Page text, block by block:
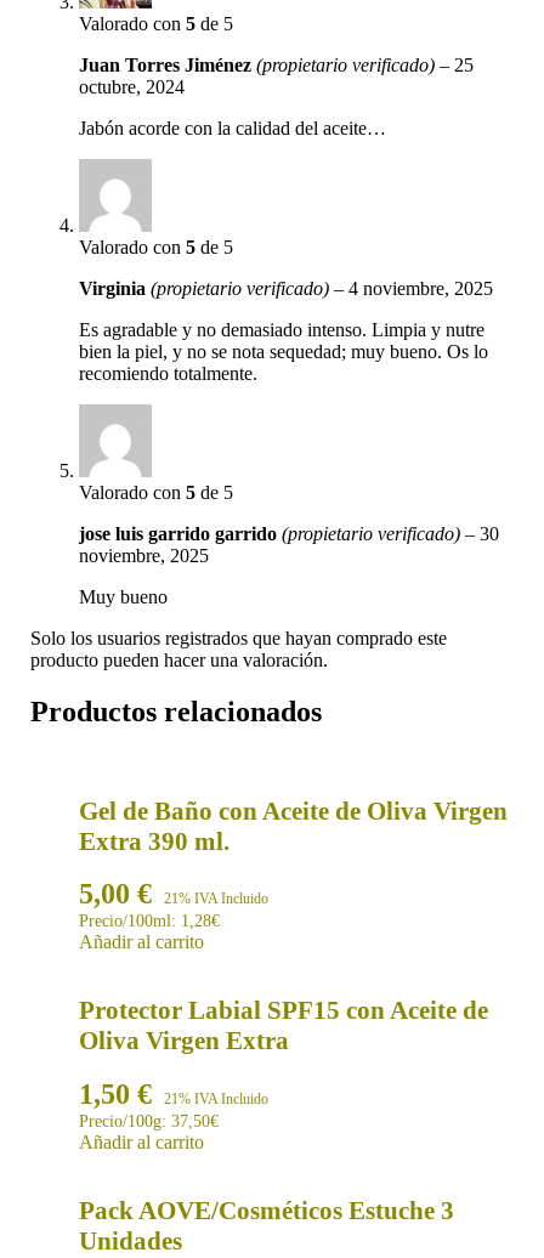
Valorado con5 de 5
Juan Torres Jiménez(propietario verificado) – 25
octubre, 2024
Jabón acorde con la calidad del aceite…
Valorado con5 de 5
Virginia(propietario verificado) – 4 noviembre, 2025
Es agradable y no demasiado intenso. Limpia y nutre
bien la piel, y no se nota sequedad; muy bueno. Os lo
recomiendo totalmente.
Valorado con5 de 5
jose luis garrido garrido(propietario verificado) – 30
noviembre, 2025
Muy bueno
Solo los usuarios registrados que hayan comprado este
producto pueden hacer una valoración.
Productos relacionados
Gel de Baño con Aceite de Oliva Virgen
Extra 390 ml.
5,00€ 21% IVA Incluido
Precio/100ml: 1,28€
Añadir al carrito
Protector Labial SPF15 con Aceite de
Oliva Virgen Extra
1,50€ 21% IVA Incluido
Precio/100g: 37,50€
Añadir al carrito
Pack AOVE/Cosméticos Estuche 3
Unidades